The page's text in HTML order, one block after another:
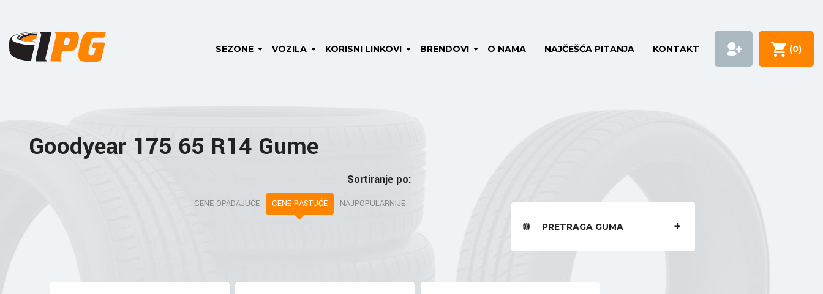
SEZONE VOZILA KORISNI LINKOVI BRENDOVI O NAMA NAJČEŠĆA PITANJA KONTAKT (0)
Goodyear 175 65 R14 Gume
Sortiranje po:
CENE OPADAJUĆE CENE RASTUĆE NAJPOPULARNIJE
PRETRAGA GUMA